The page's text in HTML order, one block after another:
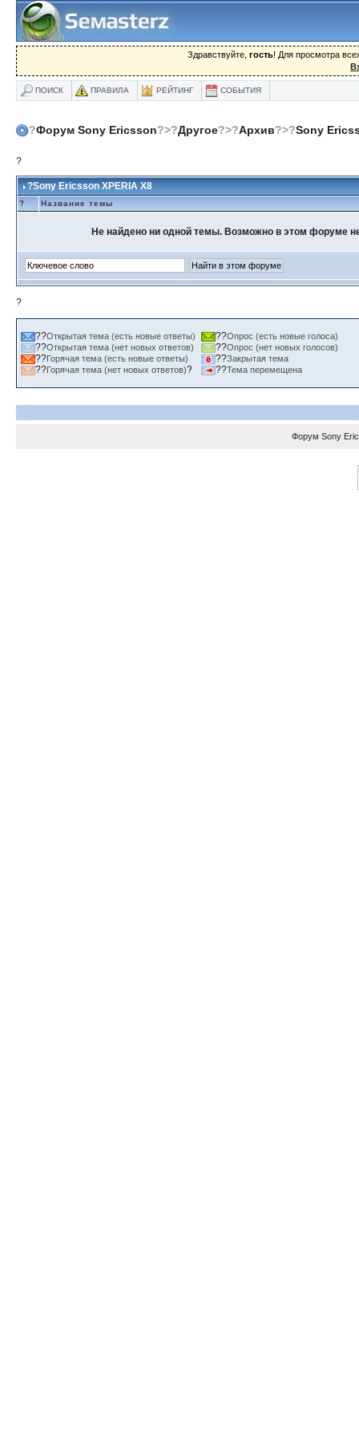
Здравствуйте, гость! Для просмотра
ПОИСК ПРАВИЛА РЕЙТИНГ СОБЫТИЯ
?Форум Sony Ericsson?>?Другое?>?Архив?>?Sony
?
?Sony Ericsson XPERIA X8
? Название темы
Не найдено ни одной темы. Возможно в этом форуме
?
??Открытая тема (есть новые ответы)
??Открытая тема (нет новых ответов)
??Горячая тема (есть новые ответы)
??Горячая тема (нет новых ответов)?
??Опрос (есть новые голоса)
??Опрос (нет новых голосов)
??Закрытая тема
??Тема перемещена
Форум Sony